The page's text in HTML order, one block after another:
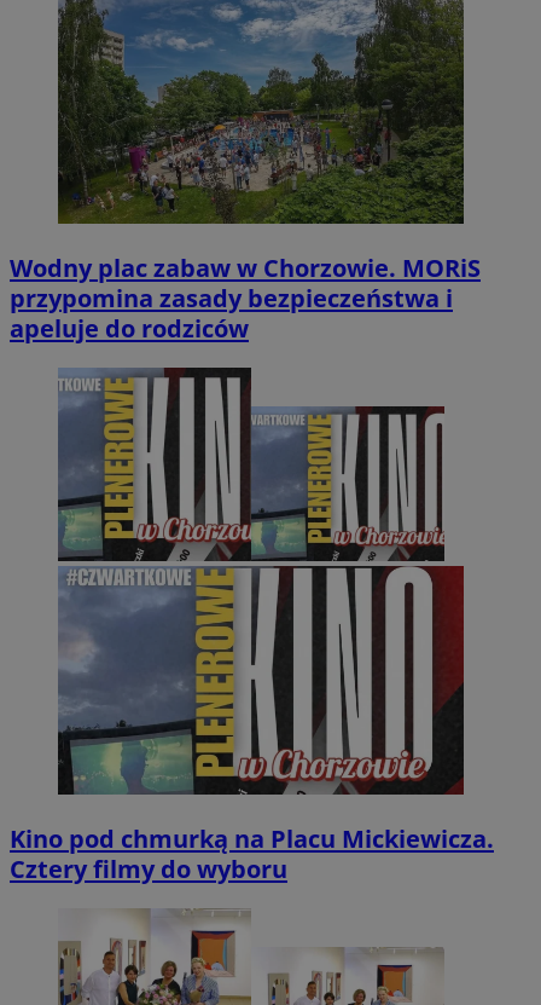
Wodny plac zabaw w Chorzowie. MORiS
przypomina zasady bezpieczeństwa i
apeluje do rodziców
Kino pod chmurką na Placu Mickiewicza.
Cztery filmy do wyboru